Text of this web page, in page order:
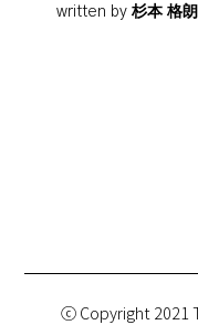
written by杉本 格朗
ⓒ Copyright 2021